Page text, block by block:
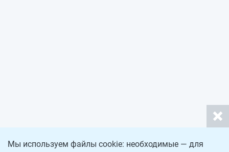
Мы используем файлы cookie: необходимые — для